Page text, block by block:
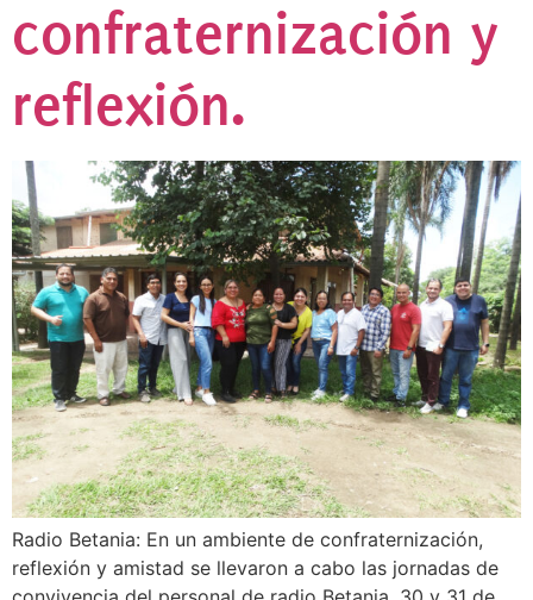
confraternización y
reflexión.
Radio Betania: En un ambiente de confraternización,
reflexión y amistad se llevaron a cabo las jornadas de